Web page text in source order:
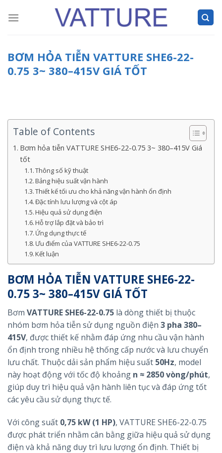
BƠM HỎA TIỄN VATTURE SHE6-22-
0.75 3~ 380–415V GIÁ TỐT
Table of Contents
Bơm hỏa tiễn VATTURE SHE6-22-0.75 3~ 380–415V Giá
tốt
Thông số kỹ thuật
Bảng hiệu suất vận hành
Thiết kế tối ưu cho khả năng vận hành ổn định
Đặc tính lưu lượng và cột áp
Hiệu quả sử dụng điện
Hỗ trợ lắp đặt và bảo trì
Ứng dụng thực tế
Ưu điểm của VATTURE SHE6-22-0.75
Kết luận
BƠM HỎA TIỄN VATTURE SHE6-22-
0.75 3~ 380–415V GIÁ TỐT
Bơm VATTURE SHE6-22-0.75 là dòng thiết bị thuộc
nhóm bơm hỏa tiễn sử dụng nguồn điện 3 pha 380–
415V, được thiết kế nhằm đáp ứng nhu cầu vận hành
ổn định trong nhiều hệ thống cấp nước và lưu chuyển
lưu chất. Thuộc dải sản phẩm hiệu suất 50Hz, model
này hoạt động với tốc độ khoảng n ≈ 2850 vòng/phút,
giúp duy trì hiệu quả vận hành liên tục và đáp ứng tốt
các yêu cầu sử dụng thực tế.
Với công suất 0,75 kW (1 HP), VATTURE SHE6-22-0.75
được phát triển nhằm cân bằng giữa hiệu quả sử dụng
điện và khả năng duy trì lưu lượng ổn định. Thiết bị